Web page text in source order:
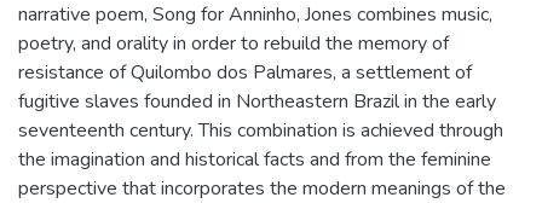
narrative poem, Song for Anninho, Jones combines music,
poetry, and orality in order to rebuild the memory of
resistance of Quilombo dos Palmares, a settlement of
fugitive slaves founded in Northeastern Brazil in the early
seventeenth century. This combination is achieved through
the imagination and historical facts and from the feminine
perspective that incorporates the modern meanings of the